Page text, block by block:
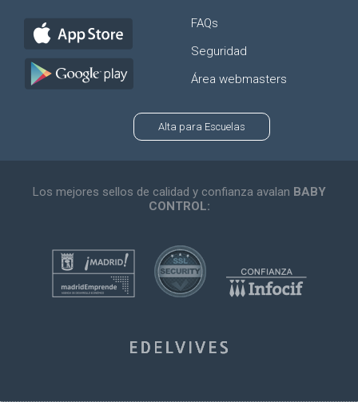
FAQs
Seguridad
Área webmasters
Alta para Escuelas
Los mejores sellos de calidad y confianza avalan BABY
CONTROL: